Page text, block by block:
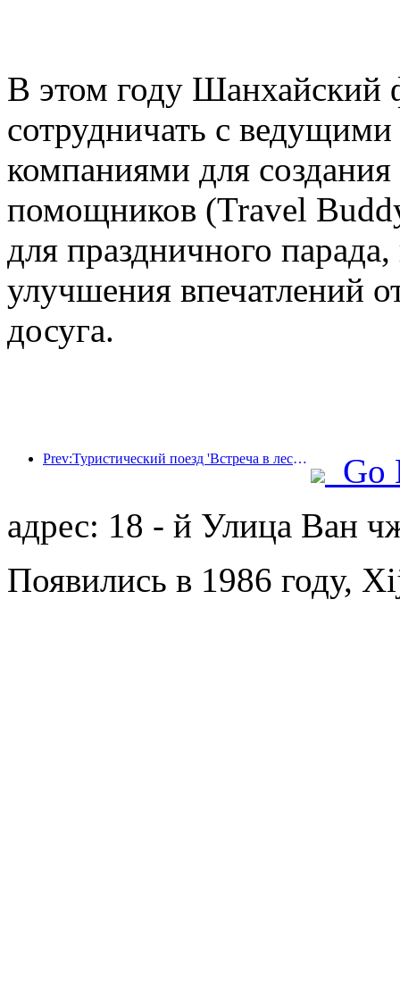
В этом году Шанхайский
сотрудничать с
компаниями для
помощников (Travel
для праздничного
улучшения впечатлений
досуга.
Prev:Туристический поезд 'Встреча в лесу Хулунбуир - Экспресс Дасинганлин - Поезд 'Звездный свет' - Путешествие в Тяньи' совершает свой первый рейс.
Go
адрес: 18 - й Улица Ван
Появились в 1986 году,